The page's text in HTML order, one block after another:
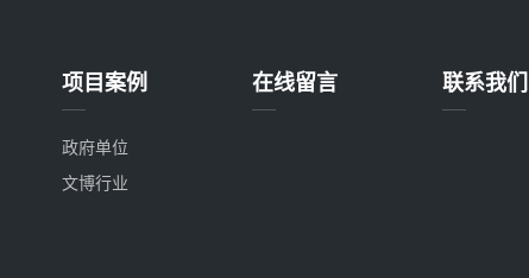
项目案例
政府单位
文博行业
在线留言 联系我们